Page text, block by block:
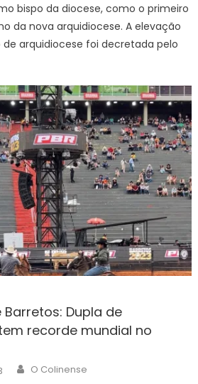
bispo da diocese, como o primeiro
da nova arquidiocese. A elevação
arquidiocese foi decretada pelo
Dupla de
recorde mundial no
Author
O Colinense